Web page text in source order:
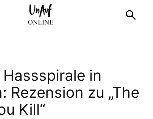
in
Rezension zu „The
Kill“